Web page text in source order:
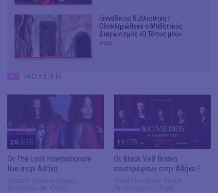
Γεννάδειος Βιβλιοθήκη |
Ολοκληρώθηκε ο Μαθητικός
Διαγωνισμός «Ο Τόπος μου»
#ΝΕΑ
ΜΟΥΣΙΚΗ
20 MAR
Οι The Last Internationale
live στην Αθήνα
11 FEB
Οι Black Veil Brides
επιστρέφουν στην Αθήνα !